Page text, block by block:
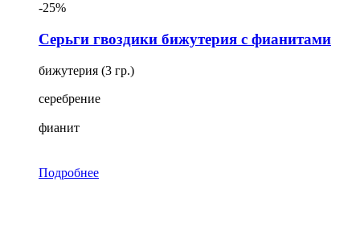
-25%
Серьги гвоздики бижутерия с фианитами
бижутерия (3 гр.)
серебрение
фианит
Подробнее